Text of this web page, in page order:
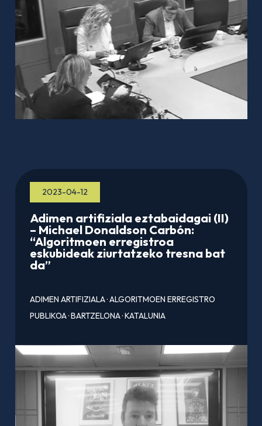
2023-04-12
Adimen artifiziala eztabaidagai (II)
– Michael Donaldson Carbón:
“Algoritmoen erregistroa
eskubideak ziurtatzeko tresna bat
da”
ADIMEN ARTIFIZIALA·ALGORITMOEN ERREGISTRO
PUBLIKOA·BARTZELONA·KATALUNIA